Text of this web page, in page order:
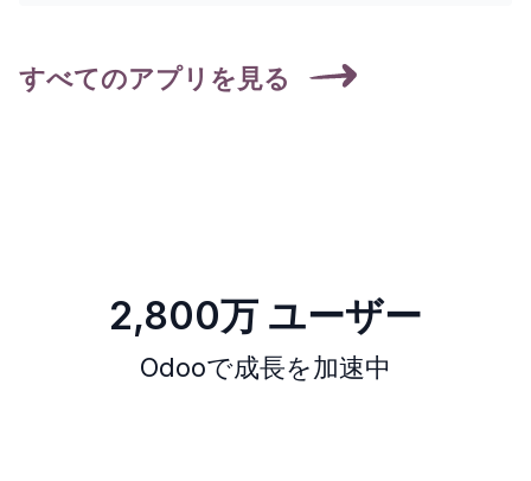
すべてのアプリを見る
2,800万 ユーザー
Odooで成長を加速中